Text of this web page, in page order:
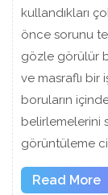
kullandıkları
önce sorunu
gözle görülür
ve masraflı bir
boruların
belirlemelerini
görüntüleme
Read More